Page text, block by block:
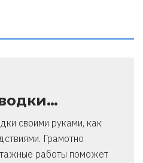
своими руками, как
Грамотно
работы поможет